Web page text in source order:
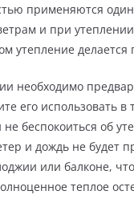
применяются
и при
утепление делается
необходимо
его использовать в
беспокоиться об
и дождь не будет
или балконе,
теплое